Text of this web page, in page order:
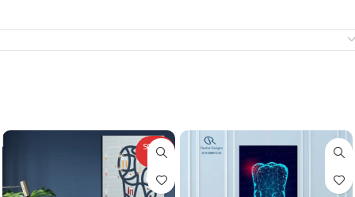
SOLD O
UT